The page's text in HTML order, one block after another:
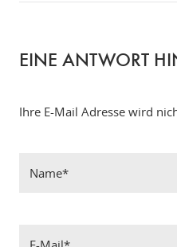
EINE ANTWORT
Ihre E-Mail Adresse wird